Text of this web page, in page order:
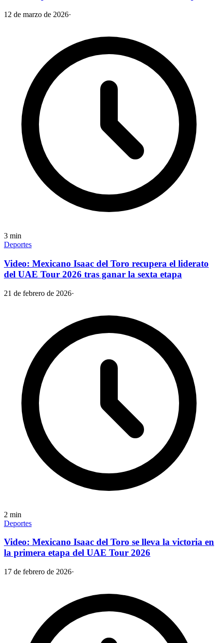
12 de marzo de 2026·
3 min
Deportes
Video: Mexicano Isaac del Toro recupera el liderato
del UAE Tour 2026 tras ganar la sexta etapa
21 de febrero de 2026·
2 min
Deportes
Video: Mexicano Isaac del Toro se lleva la victoria en
la primera etapa del UAE Tour 2026
17 de febrero de 2026·